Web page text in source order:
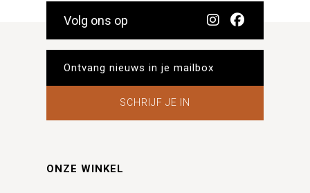
Volg ons op
SCHRIJF JE IN
ONZE WINKEL